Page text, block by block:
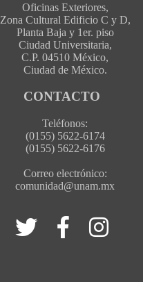
Oficinas Exteriores,
Zona Cultural Edificio C y D,
Planta Baja y 1er. piso
Ciudad Universitaria,
C.P. 04510 México,
Ciudad de México.
CONTACTO
Teléfonos:
(0155) 5622-6174
(0155) 5622-6176
Correo electrónico:
comunidad@unam.mx